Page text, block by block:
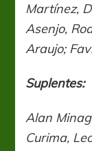
Martínez,
Asenjo,
Araujo;
Suplentes:
Alan
Curima,